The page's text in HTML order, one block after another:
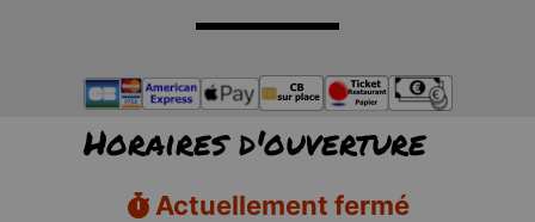
Horaires d'ouverture
Actuellement fermé